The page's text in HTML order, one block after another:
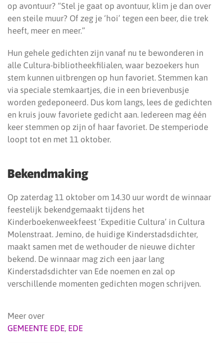
op avontuur? “Stel je gaat op avontuur, klim je dan over
een steile muur? Of zeg je ‘hoi’ tegen een beer, die trek
heeft, meer en meer.”
Hun gehele gedichten zijn vanaf nu te bewonderen in
alle Cultura-bibliotheekfilialen, waar bezoekers hun
stem kunnen uitbrengen op hun favoriet. Stemmen kan
via speciale stemkaartjes, die in een brievenbusje
worden gedeponeerd. Dus kom langs, lees de gedichten
en kruis jouw favoriete gedicht aan. Iedereen mag één
keer stemmen op zijn of haar favoriet. De stemperiode
loopt tot en met 11 oktober.
Bekendmaking
Op zaterdag 11 oktober om 14.30 uur wordt de winnaar
feestelijk bekendgemaakt tijdens het
Kinderboekenweekfeest ‘Expeditie Cultura’ in Cultura
Molenstraat. Jemino, de huidige Kinderstadsdichter,
maakt samen met de wethouder de nieuwe dichter
bekend. De winnaar mag zich een jaar lang
Kinderstadsdichter van Ede noemen en zal op
verschillende momenten gedichten mogen schrijven.
Meer over
GEMEENTE EDE, EDE